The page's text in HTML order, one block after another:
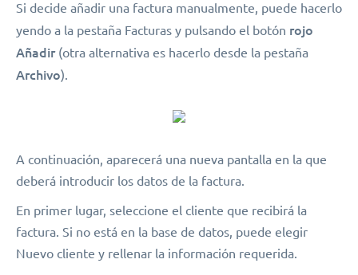
Si decide añadir una factura manualmente, puede hacerlo
yendo a la pestaña Facturas y pulsando el botón rojo
Añadir(otra alternativa es hacerlo desde la pestaña
Archivo).
A continuación, aparecerá una nueva pantalla en la que
deberá introducir los datos de la factura.
En primer lugar, seleccione el cliente que recibirá la
factura. Si no está en la base de datos, puede elegir
Nuevo cliente y rellenar la información requerida.